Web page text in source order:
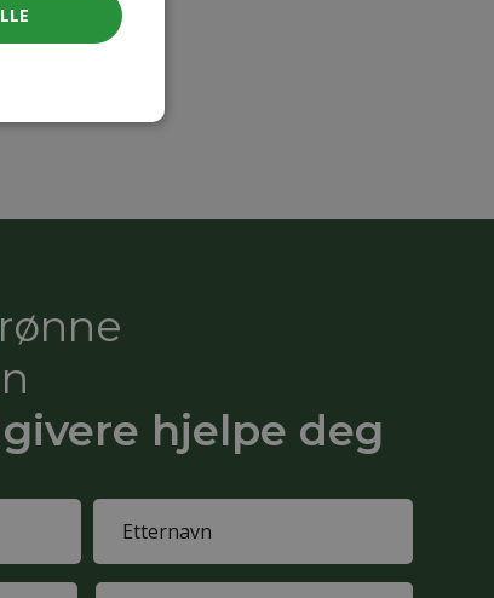
hjelpe deg
Last